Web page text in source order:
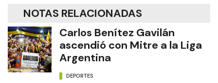
NOTAS RELACIONADAS
Carlos Benítez Gavilán
ascendió con Mitre a la Liga
Argentina
DEPORTES